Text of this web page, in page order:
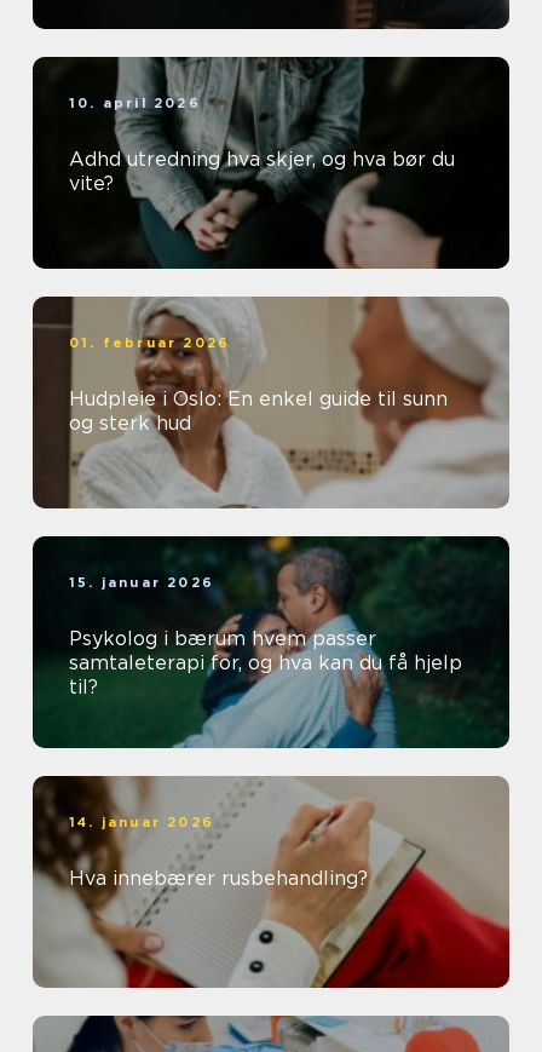
10. april 2026
Adhd utredning hva skjer, og hva bør du
vite?
01. februar 2026
Hudpleie i Oslo: En enkel guide til sunn
og sterk hud
15. januar 2026
Psykolog i bærum hvem passer
samtaleterapi for, og hva kan du få hjelp
til?
14. januar 2026
Hva innebærer rusbehandling?